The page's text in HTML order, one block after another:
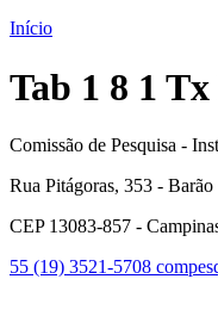
Início
Tab 1 8 1 Tx
Comissão de Pesquisa -
Rua Pitágoras, 353 -
CEP 13083-857 -
55 (19) 3521-5708